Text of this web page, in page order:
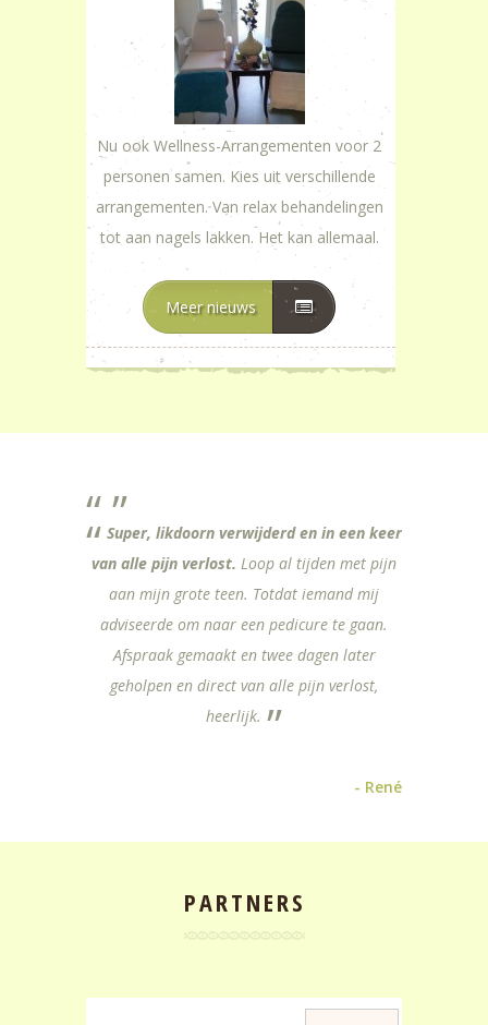
Nu ook Wellness-Arrangementen voor 2
personen samen. Kies uit verschillende
arrangementen. Van relax behandelingen
tot aan nagels lakken. Het kan allemaal.
Meer nieuws
Super, likdoorn verwijderd en in een keer
van alle pijn verlost. Loop al tijden met pijn
aan mijn grote teen. Totdat iemand mij
adviseerde om naar een pedicure te gaan.
Afspraak gemaakt en twee dagen later
geholpen en direct van alle pijn verlost,
heerlijk.
- René
PARTNERS